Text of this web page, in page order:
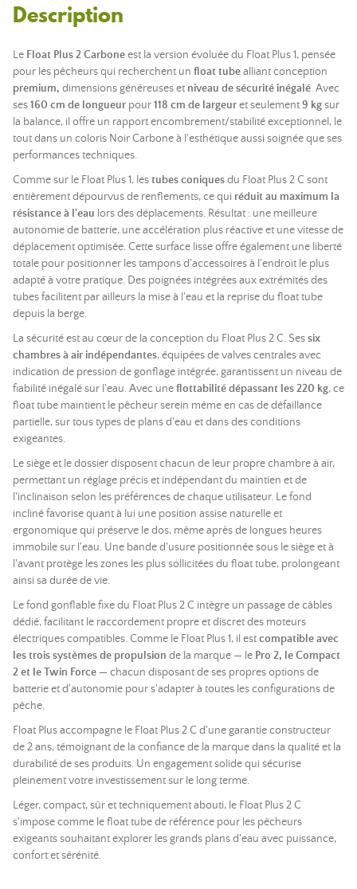
Description
Le Float Plus 2 Carboneest la version évoluée du Float Plus 1, pensée
pour les pêcheurs qui recherchent un float tubealliant conception
premium, dimensions généreuses et niveau de sécurité inégalé. Avec
ses160 cm de longueur pour118 cm de largeuret seulement9 kgsur
la balance, il offre un rapport encombrement/stabilité exceptionnel, le
tout dans un coloris Noir Carbone à l'esthétique aussi soignée que ses
performances techniques.
Comme sur le Float Plus 1, lestubes coniquesdu Float Plus 2 C sont
entièrement dépourvus de renflements, ce qui réduit au maximum la
résistance à l'eau lors des déplacements. Résultat : une meilleure
autonomie de batterie, une accélération plus réactive et une vitesse de
déplacement optimisée. Cette surface lisse offre également une liberté
totale pour positionner les tampons d'accessoires à l'endroit le plus
adapté à votre pratique. Des poignées intégrées aux extrémités des
tubes facilitent par ailleurs la mise à l'eau et la reprise du float tube
depuis la berge.
La sécurité est au cœur de la conception du Float Plus 2 C. Sessix
chambres à air indépendantes, équipées de valves centrales avec
indication de pression de gonflage intégrée, garantissent un niveau de
fiabilité inégalé sur l'eau. Avec uneflottabilité dépassant les 220 kg, ce
float tube maintient le pêcheur serein même en cas de défaillance
partielle, sur tous types de plans d'eau et dans des conditions
exigeantes.
Le siège et le dossier disposent chacun de leur propre chambre à air,
permettant un réglage précis et indépendant du maintien et de
l'inclinaison selon les préférences de chaque utilisateur. Le fond
incliné favorise quant à lui une position assise naturelle et
ergonomique qui préserve le dos, même après de longues heures
immobile sur l'eau. Une bande d'usure positionnée sous le siège et à
l'avant protège les zones les plus sollicitées du float tube, prolongeant
ainsi sa durée de vie.
Le fond gonflable fixe du Float Plus 2 C intègre un passage de câbles
dédié, facilitant le raccordement propre et discret des moteurs
électriques compatibles. Comme le Float Plus 1, il estcompatible avec
les trois systèmes de propulsion de la marque — le Pro 2, le Compact
2 et le Twin Force — chacun disposant de ses propres options de
batterie et d'autonomie pour s'adapter à toutes les configurations de
pêche.
Float Plus accompagne le Float Plus 2 C d'une garantie constructeur
de 2 ans, témoignant de la confiance de la marque dans la qualité et la
durabilité de ses produits. Un engagement solide qui sécurise
pleinement votre investissement sur le long terme.
Léger, compact, sûr et techniquement abouti, le Float Plus 2 C
s'impose comme le float tube de référence pour les pêcheurs
exigeants souhaitant explorer les grands plans d'eau avec puissance,
confort et sérénité.